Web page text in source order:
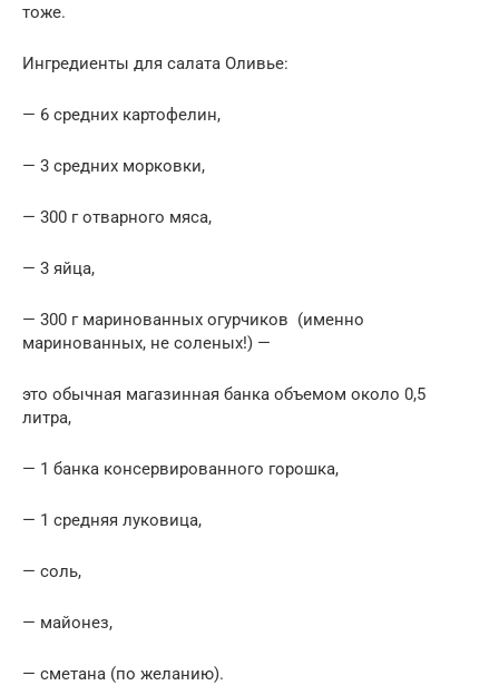
тоже.
Ингредиенты для салата Оливье:
— 6 средних картофелин,
— 3 средних морковки,
— 300 г отварного мяса,
— 3 яйца,
— 300 г маринованных огурчиков (именно
маринованных, не соленых!) —
это обычная магазинная банка объемом около 0,5
литра,
— 1 банка консервированного горошка,
— 1 средняя луковица,
— соль,
— майонез,
— сметана (по желанию).